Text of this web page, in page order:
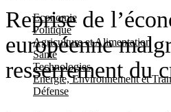
Economie
Politique
Agriculture et Alimentation
Santé
Technologies
Energie, Environnement et
Défense
Reprise de
européenne
resserrement du